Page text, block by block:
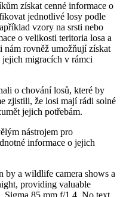
získat cenné informace o
jednotlivé losy podle
vzory na srsti nebo
o velikosti teritoria losa a
nám rovněž umožňují získat
jejich migracích v rámci
o chování losů, které by
zjistili, že losi mají rádi solné
jejich potřebám.
nástrojem pro
informace o jejich